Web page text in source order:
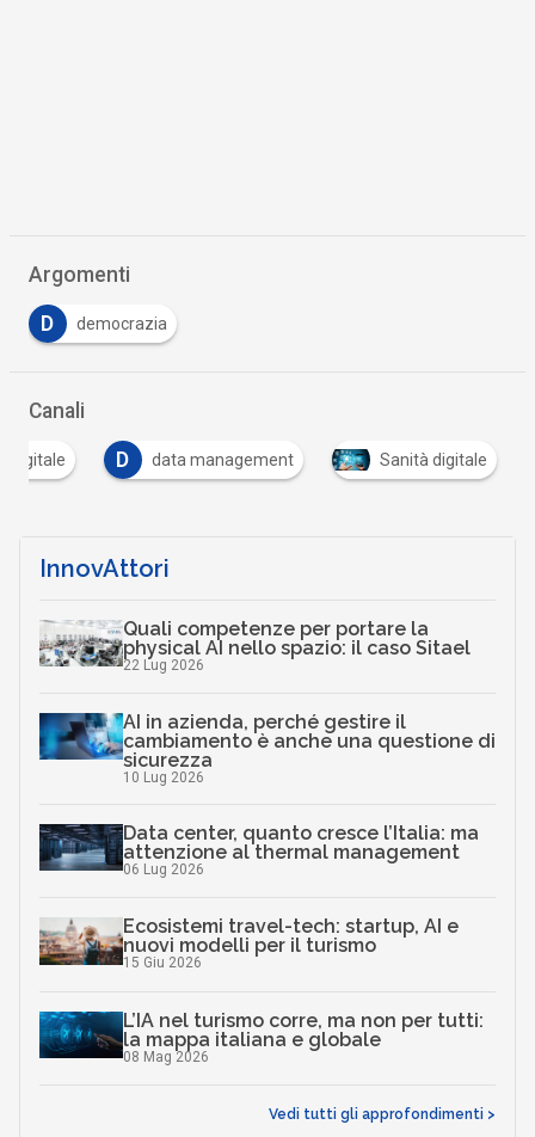
Argomenti
D democrazia
Canali
digitale D data management Sanità digitale
InnovAttori
Quali competenze per portare la
physical AI nello spazio: il caso Sitael
22 Lug 2026
AI in azienda, perché gestire il
cambiamento è anche una questione di
sicurezza
10 Lug 2026
Data center, quanto cresce l’Italia: ma
attenzione al thermal management
06 Lug 2026
Ecosistemi travel-tech: startup, AI e
nuovi modelli per il turismo
15 Giu 2026
L’IA nel turismo corre, ma non per tutti:
la mappa italiana e globale
08 Mag 2026
Vedi tutti gli approfondimenti >